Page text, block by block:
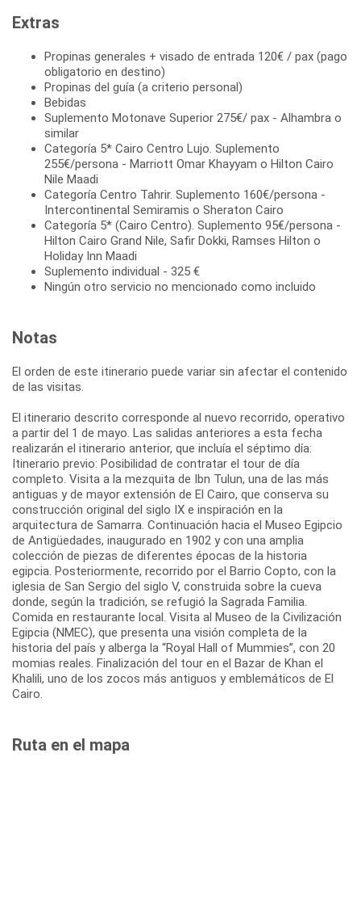
Extras
Propinas generales + visado de entrada 120€ / pax (pago
obligatorio en destino)
Propinas del guía (a criterio personal)
Bebidas
Suplemento Motonave Superior 275€/ pax - Alhambra o
similar
Categoría 5* Cairo Centro Lujo. Suplemento
255€/persona - Marriott Omar Khayyam o Hilton Cairo
Nile Maadi
Categoría Centro Tahrir. Suplemento 160€/persona -
Intercontinental Semiramis o Sheraton Cairo
Categoría 5* (Cairo Centro). Suplemento 95€/persona -
Hilton Cairo Grand Nile, Safir Dokki, Ramses Hilton o
Holiday Inn Maadi
Suplemento individual - 325 €
Ningún otro servicio no mencionado como incluido
Notas
El orden de este itinerario puede variar sin afectar el contenido
de las visitas.
El itinerario descrito corresponde al nuevo recorrido, operativo
a partir del 1 de mayo. Las salidas anteriores a esta fecha
realizarán el itinerario anterior, que incluía el séptimo día:
Itinerario previo: Posibilidad de contratar el tour de día
completo. Visita a la mezquita de Ibn Tulun, una de las más
antiguas y de mayor extensión de El Cairo, que conserva su
construcción original del siglo IX e inspiración en la
arquitectura de Samarra. Continuación hacia el Museo Egipcio
de Antigüedades, inaugurado en 1902 y con una amplia
colección de piezas de diferentes épocas de la historia
egipcia. Posteriormente, recorrido por el Barrio Copto, con la
iglesia de San Sergio del siglo V, construida sobre la cueva
donde, según la tradición, se refugió la Sagrada Familia.
Comida en restaurante local. Visita al Museo de la Civilización
Egipcia (NMEC), que presenta una visión completa de la
historia del país y alberga la “Royal Hall of Mummies”, con 20
momias reales. Finalización del tour en el Bazar de Khan el
Khalili, uno de los zocos más antiguos y emblemáticos de El
Cairo.
Ruta en el mapa